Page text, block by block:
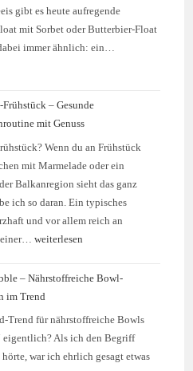
gibt es heute aufregende
mit Sorbet oder Butterbier-Float
immer ähnlich: ein…
– Gesunde
mit Genuss
Wenn du an Frühstück
mit Marmelade oder ein
Balkanregion sieht das ganz
ich so daran. Ein typisches
und vor allem reich an
einer…weiterlesen
– Nährstoffreiche Bowl-
im Trend
Trend für nährstoffreiche Bowls
eigentlich? Als ich den Begriff
war ich ehrlich gesagt etwas